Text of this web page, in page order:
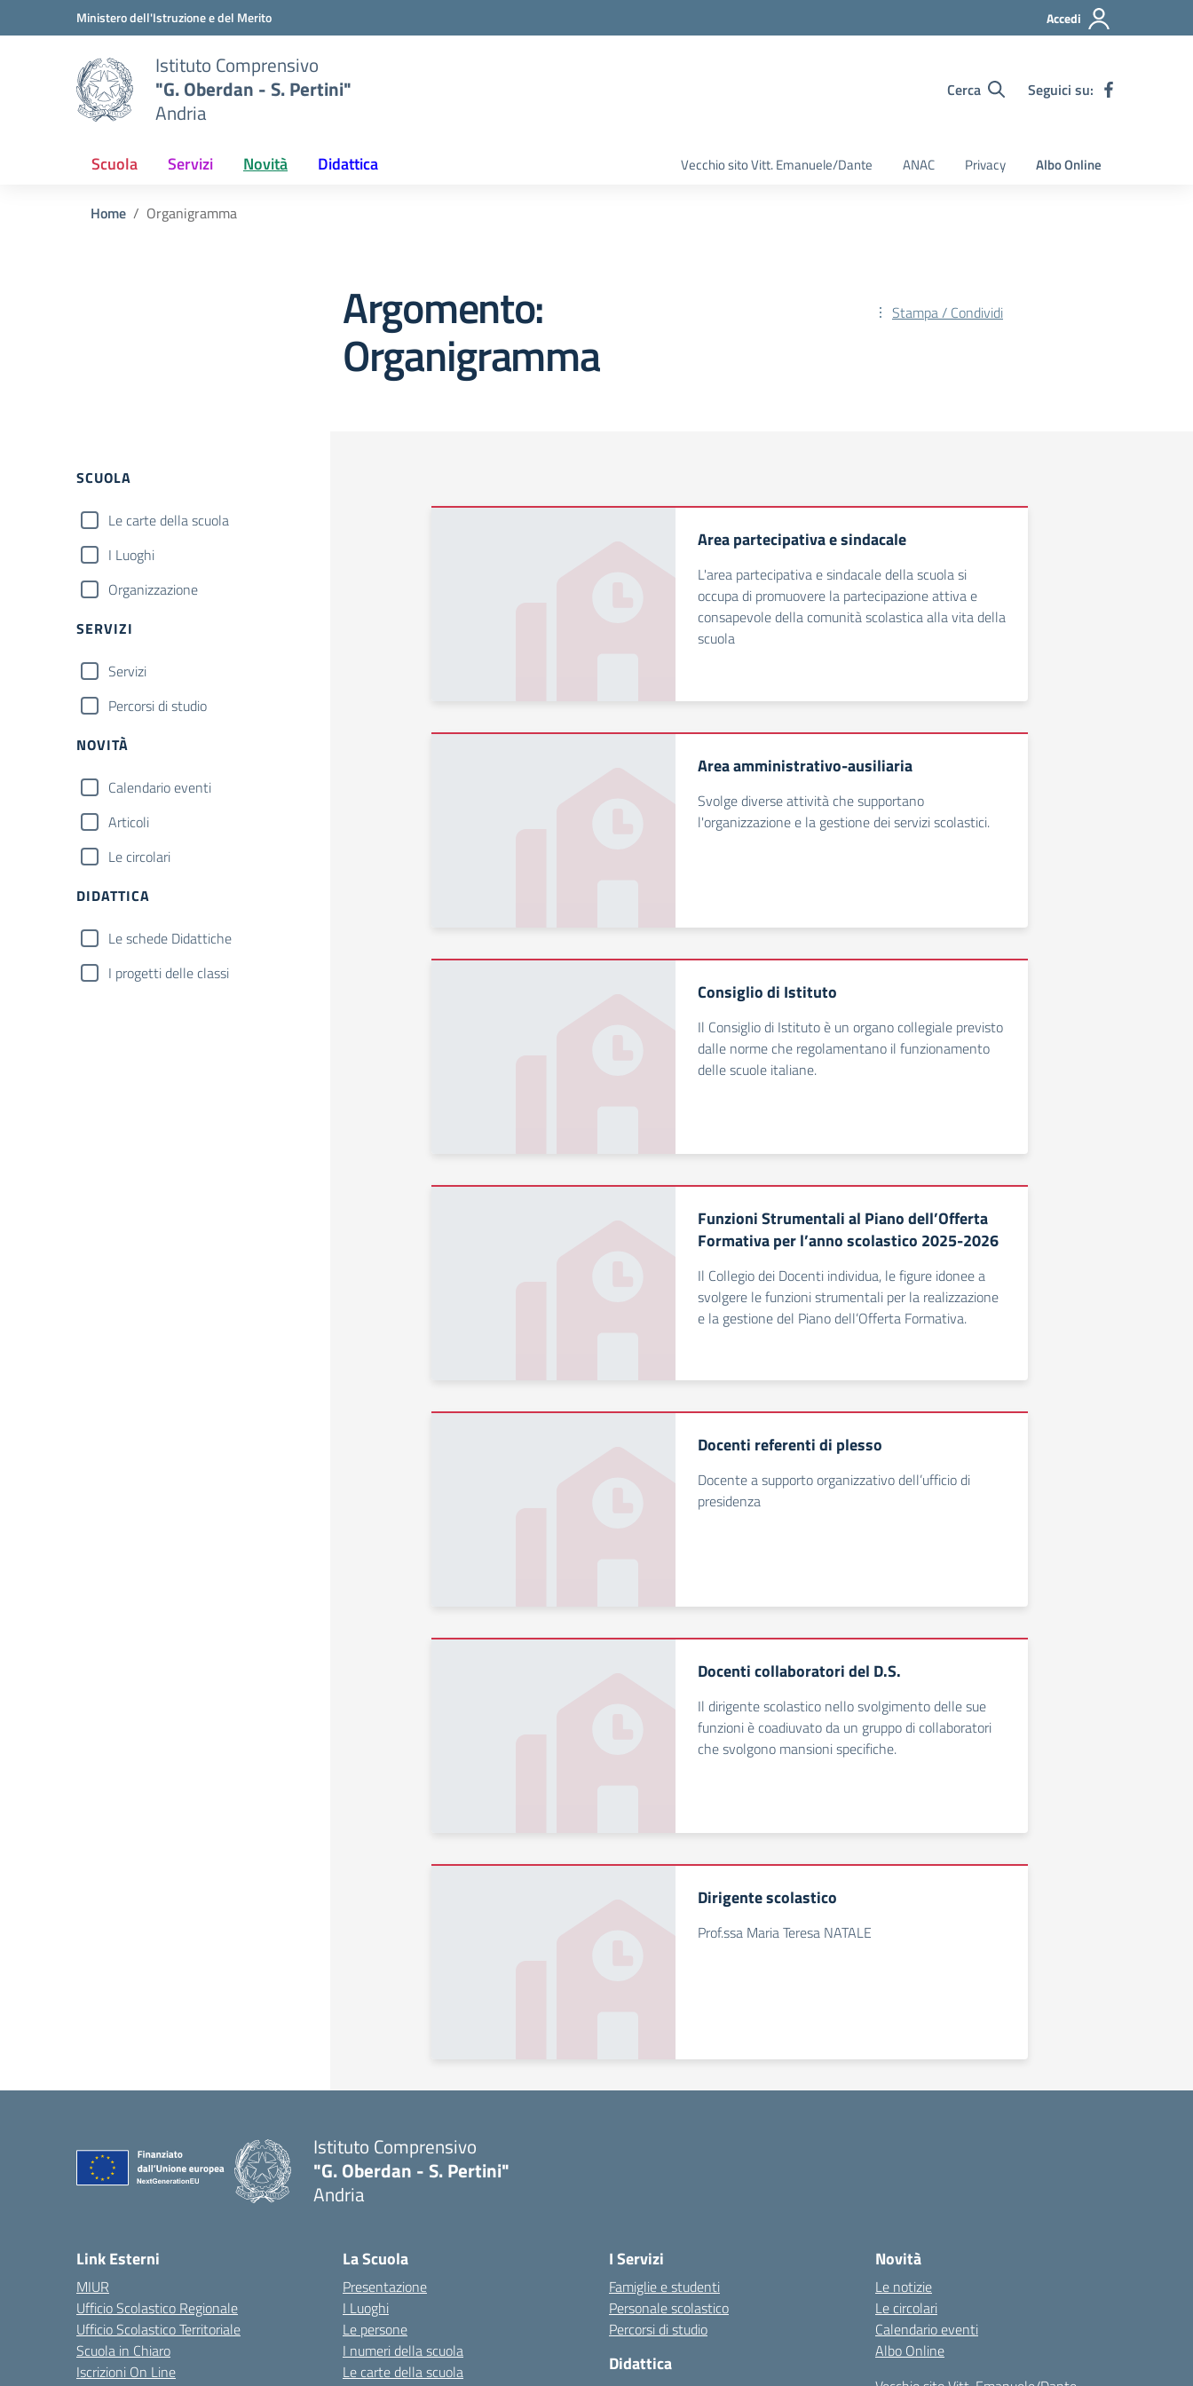
Vai ai contenuti
Vai al menu di navigazioneMinistero dell'Istruzione e del Merito Accedi
Istituto Comprensivo
"G. Oberdan - S. Pertini"
Andria
Cerca Seguici su:
Scuola Servizi Novità Didattica Vecchio sito Vitt. Emanuele/Dante ANAC Privacy Albo Online
Home Organigramma
Argomento:
Organigramma
Stampa / Condividi
SCUOLA
Le carte della scuola
I Luoghi
Organizzazione
SERVIZI
Servizi
Percorsi di studio
NOVITÀ
Calendario eventi
Articoli
Le circolari
DIDATTICA
Le schede Didattiche
I progetti delle classi
Area partecipativa e sindacale
L'area partecipativa e sindacale della scuola si
occupa di promuovere la partecipazione attiva e
consapevole della comunità scolastica alla vita della
scuola
Area amministrativo-ausiliaria
Svolge diverse attività che supportano
l'organizzazione e la gestione dei servizi scolastici.
Consiglio di Istituto
Il Consiglio di Istituto è un organo collegiale previsto
dalle norme che regolamentano il funzionamento
delle scuole italiane.
Funzioni Strumentali al Piano dell’Offerta
Formativa per l’anno scolastico 2025-2026
Il Collegio dei Docenti individua, le figure idonee a
svolgere le funzioni strumentali per la realizzazione
e la gestione del Piano dell’Offerta Formativa.
Docenti referenti di plesso
Docente a supporto organizzativo dell’ufficio di
presidenza
Docenti collaboratori del D.S.
Il dirigente scolastico nello svolgimento delle sue
funzioni è coadiuvato da un gruppo di collaboratori
che svolgono mansioni specifiche.
Dirigente scolastico
Prof.ssa Maria Teresa NATALE
Istituto Comprensivo
"G. Oberdan - S. Pertini"
Andria
Link Esterni
MIUR
Ufficio Scolastico Regionale
Ufficio Scolastico Territoriale
Scuola in Chiaro
Iscrizioni On Line
La Scuola
Presentazione
I Luoghi
Le persone
I numeri della scuola
Le carte della scuola
I Servizi
Famiglie e studenti
Personale scolastico
Percorsi di studio
Didattica
Novità
Le notizie
Le circolari
Calendario eventi
Albo Online